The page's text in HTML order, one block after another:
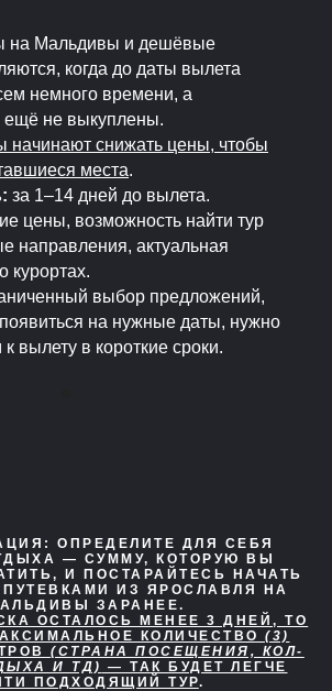
на Мальдивы и дешёвые
когда до даты вылета
немного времени, а
ещё не выкуплены.
начинают снижать цены, чтобы
места.
за 1–14 дней до вылета.
цены, возможность найти тур
направления, актуальная
курортах.
выбор предложений,
на нужные даты, нужно
вылету в короткие сроки.
ОПРЕДЕЛИТЕ ДЛЯ СЕБЯ
— СУММУ, КОТОРУЮ ВЫ
И ПОСТАРАЙТЕСЬ НАЧАТЬ
ИЗ ЯРОСЛАВЛЯ НА
ЗАРАНЕЕ.
ОСТАЛОСЬ МЕНЕЕ 3 ДНЕЙ, ТО
КОЛИЧЕСТВО (3)
(СТРАНА ПОСЕЩЕНИЯ, КОЛ-
И ТД) — ТАК БУДЕТ ЛЕГЧЕ
ПОДХОДЯЩИЙ ТУР.